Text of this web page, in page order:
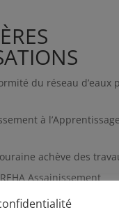
du réseau d’eaux
à
achève des
Assainissement
de regard par